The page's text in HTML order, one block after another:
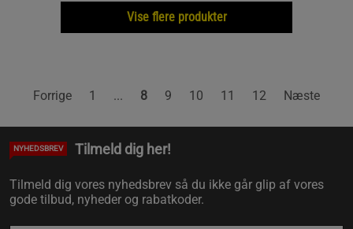
Vise flere produkter
Forrige 1 ... 8 9 10 11 12 Næste
NYHEDSBREV Tilmeld dig her!
Tilmeld dig vores nyhedsbrev så du ikke går glip af vores
gode tilbud, nyheder og rabatkoder.